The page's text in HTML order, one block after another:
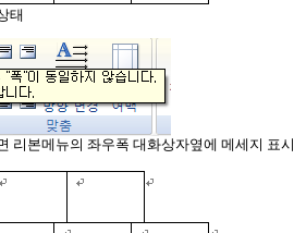
태
리본메뉴의 좌우폭 대화상자옆에 메세지 표